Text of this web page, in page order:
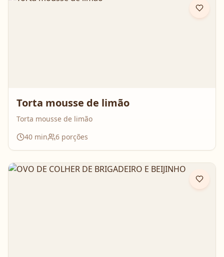
Torta mousse de limão
Torta mousse de limão
40 min 6 porções